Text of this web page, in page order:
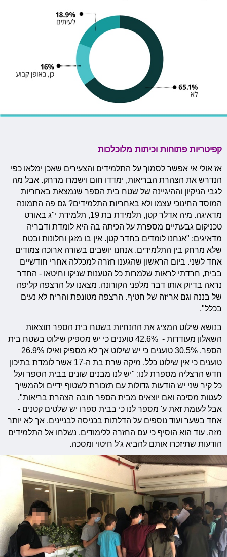
קפיטריות פתוחות וכיתות מלוכלכות
אז אולי אי אפשר לסמוך על התלמידים והצעירים שאכן ימלאו כפי
הנדרש את הצהרת הבריאות, ימדדו חום וישמרו מרחק. אבל מה
לגבי הניקיון וההיגיינה של שטח בית הספר שנמצאת באחריות
המוסד החינוכי עצמו ולא באחריות התלמידים? גם פה התמונה
מדאיגה. מיה אדלר קטן, תלמידת
בת 19, תלמידת י"ג באורט
טכניקום גבעתיים מספרת על הכיתה בה היא לומדת ודבריה
מדאיגים: "אנחנו לומדים בחדר קטן. אין בו מזגן וחלונות ובטח
שלא מרחק בין התלמידים. אנחנו יושבים בשורה ארוכה צמודים
אחד לשני. ביום הראשון שהגענו חזרה למכללה אחרי חודשיים
בבית, חרדתי לראות שלמרות כל הטענות שניקו וחיטאו - החדר
נראה בדיוק אותו דבר מלפני הקורונה. מצאנו על הרצפה קליפה
של בננה וגם אריזה של חטיף. הרצפה מטונפת והריח לא נעים
בכלל".
בנושא שילוט המציג את ההנחיות בשטח בית הספר תוצאות
השאלון מעודדות - 42.6% טוענים כי יש מספיק שילוט בשטח בית
הספר, 30.5% טוענים כי יש שילוט אך לא מספיק ואילו 26.9%
טוענים כי אין שילוט כלל. מיקה שרת בת ה-17 אשר לומדת בתיכון
חדש הרצליה מספרת לנו: "יש לנו מבנים שונים בבית הספר ועל
כל קיר שני יש הודעות גדולות עם תזכורת לשטוף ידיים ולהמשיך
לעטות מסיכה ואם יוצאים מבית הספר חובה הצהרת בריאות".
אבל לעומת זאת ע' מספר לנו כי בבית ספרו יש שלטים קטנים -
אחד בשער ועוד נוספים על הדלתות בכניסה לבניינים, אך לא יותר
מזה. עוד הוא הוסיף כי עם החזרה ללימודים, נשלחו אל התלמידים
הודעות שתיזכרו אותם להביא ג'ל חיטוי ומסכה.